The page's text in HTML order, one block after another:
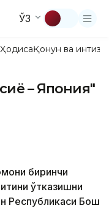
ЎЗ
ҲодисаҚонун ва
– Япония"
биринчи
ўтказишни
Республикаси Бош